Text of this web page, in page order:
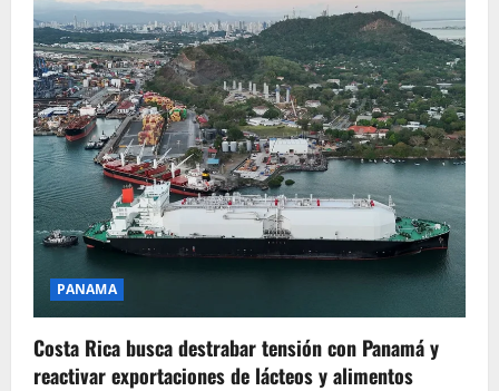
PANAMA
Costa Rica busca destrabar tensión con Panamá y
reactivar exportaciones de lácteos y alimentos